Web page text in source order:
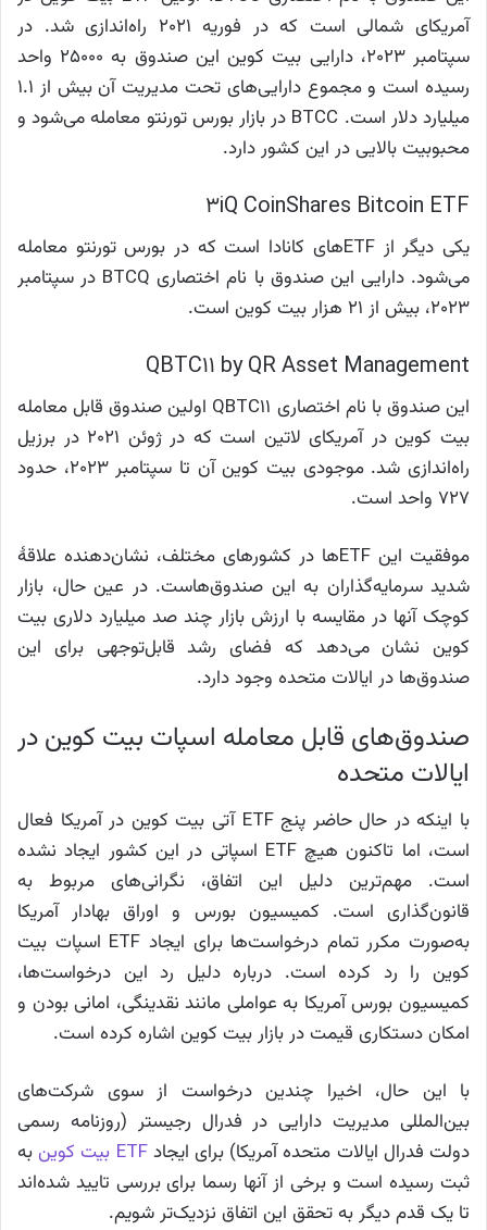
آمریکای شمالی است که در فوریه ۲۰۲۱ راه‌اندازی شد. در
سپتامبر ۲۰۲۳، دارایی بیت کوین این صندوق به ۲۵۰۰۰ واحد
رسیده است و مجموع دارایی‌های تحت مدیریت آن بیش از ۱.۱
میلیارد دلار است. BTCC در بازار بورس تورنتو معامله می‌شود و
محبوبیت بالایی در این کشور دارد.
3iQ CoinShares Bitcoin ETF
یکی دیگر از ETFهای کانادا است که در بورس تورنتو معامله
می‌شود. دارایی این صندوق با نام اختصاری BTCQ در سپتامبر
۲۰۲۳، بیش از ۲۱ هزار بیت کوین است.
QBTC11 by QR Asset Management
این صندوق با نام اختصاری QBTC11 اولین صندوق قابل معامله
بیت کوین در آمریکای لاتین است که در ژوئن ۲۰۲۱ در برزیل
راه‌اندازی شد. موجودی بیت کوین آن تا سپتامبر ۲۰۲۳، حدود
۷۲۷ واحد است.
موفقیت این ETFها در کشورهای مختلف، نشان‌دهنده علاقهٔ
شدید سرمایه‌گذاران به این صندوق‌هاست. در عین حال، بازار
کوچک آنها در مقایسه با ارزش بازار چند صد میلیارد دلاری بیت
کوین نشان می‌دهد که فضای رشد قابل‌توجهی برای این
صندوق‌ها در ایالات متحده وجود دارد.
صندوق‌های قابل‌ معامله اسپات بیت کوین در
ایالات متحده
با اینکه در حال حاضر پنج ETF آتی بیت کوین در آمریکا فعال
است، اما تاکنون هیچ ETF اسپاتی در این کشور ایجاد نشده
است. مهم‌ترین دلیل این اتفاق، نگرانی‌های مربوط به
قانون‌گذاری است. کمیسیون بورس و اوراق بهادار آمریکا
به‌صورت مکرر تمام درخواست‌ها برای ایجاد ETF اسپات بیت
کوین را رد کرده است. درباره دلیل رد این درخواست‌ها،
کمیسیون بورس آمریکا به عواملی مانند نقدینگی، امانی بودن و
امکان دستکاری قیمت در بازار بیت کوین اشاره کرده است.
با این حال، اخیرا چندین درخواست از سوی شرکت‌های
بین‌المللی مدیریت دارایی در فدرال رجیستر (روزنامه رسمی
دولت فدرال ایالات متحده آمریکا) برای ایجادETF بیت کوین
به
ثبت رسیده است و برخی از آنها رسما برای بررسی تایید شده‌اند
تا یک قدم دیگر به تحقق این اتفاق نزدیک‌تر شویم.